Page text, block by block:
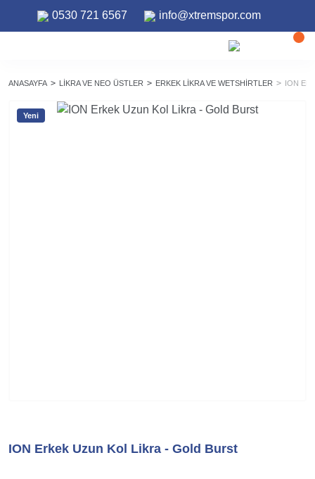
0530 721 6567 info@xtremspor.com
ANASAYFA LIKRA VE NEO ÜSTLER ERKEK LIKRA VE WETSHIRTLER ION
Yeni
ION Erkek Uzun Kol Likra - Gold Burst